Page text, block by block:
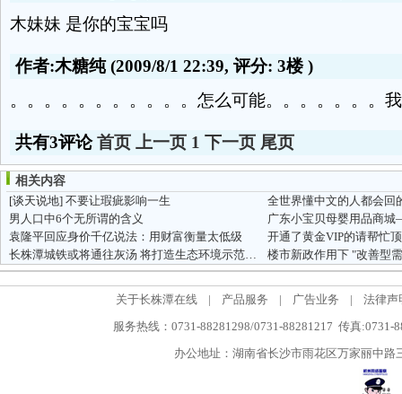
木妹妹 是你的宝宝吗
作者:木糖纯(2009/8/1 22:39, 评分: 3楼)
。。。。。。。。。。。怎么可能。。。。。。。
共有3评论首页 上一页 1 下一页 尾页
相关内容
[谈天说地] 不要让瑕疵影响一生
全世界懂中文的人都会回
男人口中6个无所谓的含义
袁隆平回应身价千亿说法：用财富衡量太低级
开通了黄金VIP的请帮忙
长株潭城铁或将通往灰汤 将打造生态环境示范乡镇
楼市新政作用下 "改善型
关于长株潭在线 | 产品服务 | 广告业务 |
法律声
服务热线：0731-88281298/0731-88281217 传真:0731-
办公地址：湖南省长沙市雨花区万家丽中